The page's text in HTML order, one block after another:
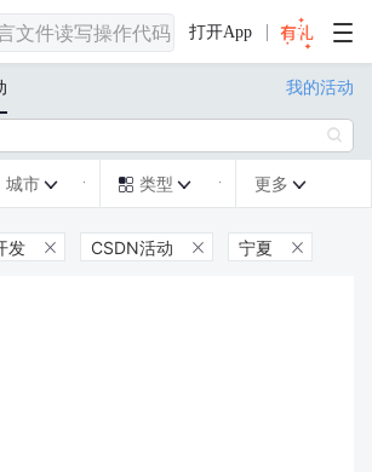
打开App
我的活动

城市   类型  更多 
发  CSDN活动  宁夏 